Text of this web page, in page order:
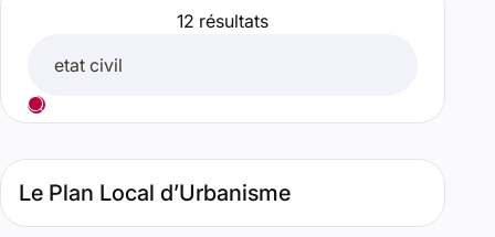
12 résultats
Lancer votre recherche
Le Plan Local d’Urbanisme
Type de contenu : Page. Date : septembre 30, 2025.